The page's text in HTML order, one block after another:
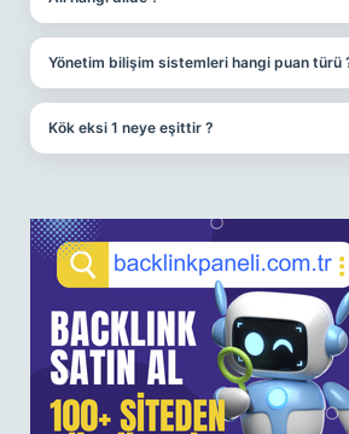
Yönetim bilişim sistemleri hangi puan türü
Kök eksi 1 neye eşittir ?